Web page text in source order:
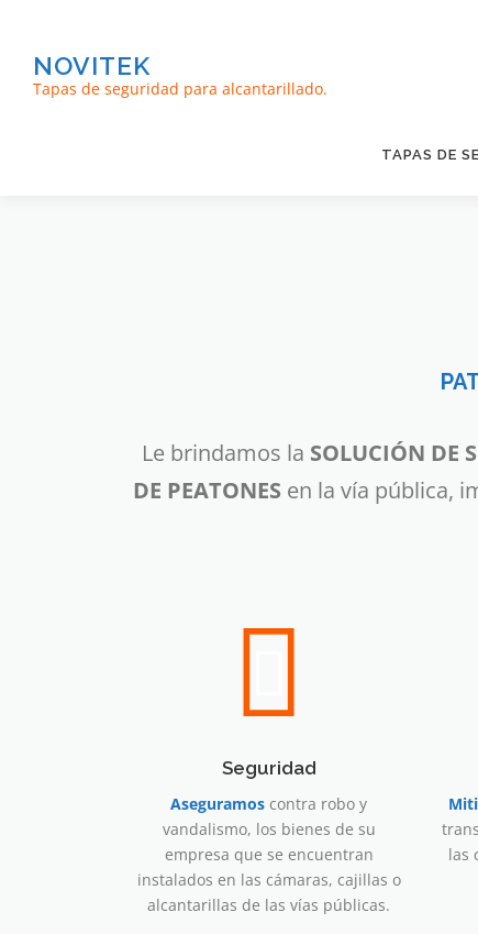
NOVITEK
Tapas de seguridad para alcantarillado.
TAPAS DE
Le brindamos la SOLUCIÓN DE
DE PEATONES en la vía pública,
Seguridad
Aseguramos contra robo y
vandalismo, los bienes de su
empresa que se encuentran
instalados en las cámaras, cajillas o
alcantarillas de las vías públicas.
las